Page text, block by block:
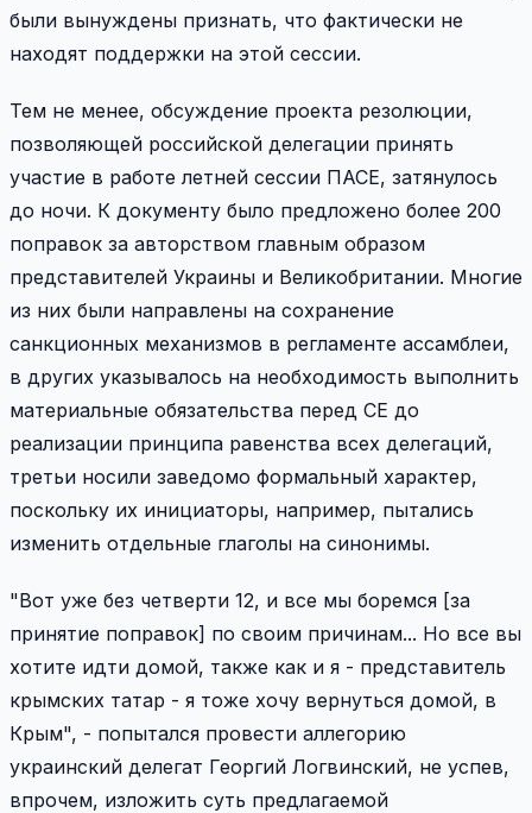
были вынуждены признать, что фактически не
находят поддержки на этой сессии.
Тем не менее, обсуждение проекта резолюции,
позволяющей российской делегации принять
участие в работе летней сессии ПАСЕ, затянулось
до ночи. К документу было предложено более 200
поправок за авторством главным образом
представителей Украины и Великобритании. Многие
из них были направлены на сохранение
санкционных механизмов в регламенте ассамблеи,
в других указывалось на необходимость выполнить
материальные обязательства перед СЕ до
реализации принципа равенства всех делегаций,
третьи носили заведомо формальный характер,
поскольку их инициаторы, например, пытались
изменить отдельные глаголы на синонимы.
"Вот уже без четверти 12, и все мы боремся [за
принятие поправок] по своим причинам... Но все вы
хотите идти домой, также как и я - представитель
крымских татар - я тоже хочу вернуться домой, в
Крым", - попытался провести аллегорию
украинский делегат Георгий Логвинский, не успев,
впрочем, изложить суть предлагаемой